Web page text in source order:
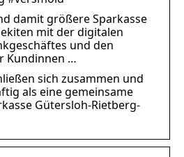
damit größere Sparkasse
mit der digitalen
und den
Kundinnen …
sich zusammen und
als eine gemeinsame
Gütersloh-Rietberg-